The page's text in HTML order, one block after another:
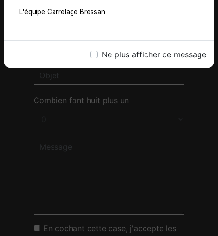
L'équipe Carrelage Bressan
Ne plus afficher ce message
Combien font huit plus un
En cochant cette case, j'accepte les